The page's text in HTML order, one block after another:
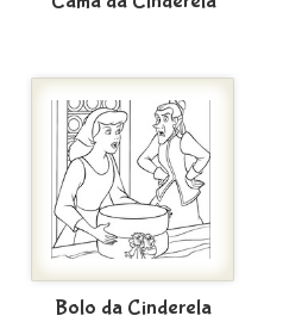
Bolo da Cinderela